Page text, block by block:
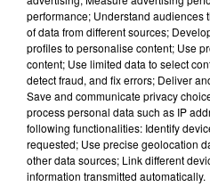
0:00
11 mars 2022 - 3 min 26 sec
Le Juduku du 11/03/2022
Du lundi au vendredi, de 6h à
performance; Understand audiences
of data from different sources;
profiles to personalise content; Use
content; Use limited data to select
detect fraud, and fix errors; Deliver
Save and communicate privacy
process personal data such as IP
following functionalities: Identify
requested; Use precise geolocation
other data sources; Link different
information transmitted automatically.